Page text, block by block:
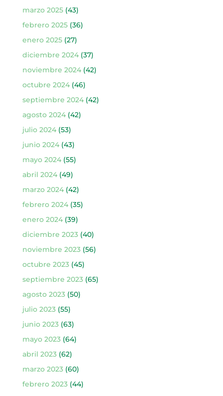
marzo 2025(43)
febrero 2025(36)
enero 2025(27)
diciembre 2024(37)
noviembre 2024(42)
octubre 2024(46)
septiembre 2024(42)
agosto 2024(42)
julio 2024(53)
junio 2024(43)
mayo 2024(55)
abril 2024(49)
marzo 2024(42)
febrero 2024(35)
enero 2024(39)
diciembre 2023(40)
noviembre 2023(56)
octubre 2023(45)
septiembre 2023(65)
agosto 2023(50)
julio 2023(55)
junio 2023(63)
mayo 2023(64)
abril 2023(62)
marzo 2023(60)
febrero 2023(44)